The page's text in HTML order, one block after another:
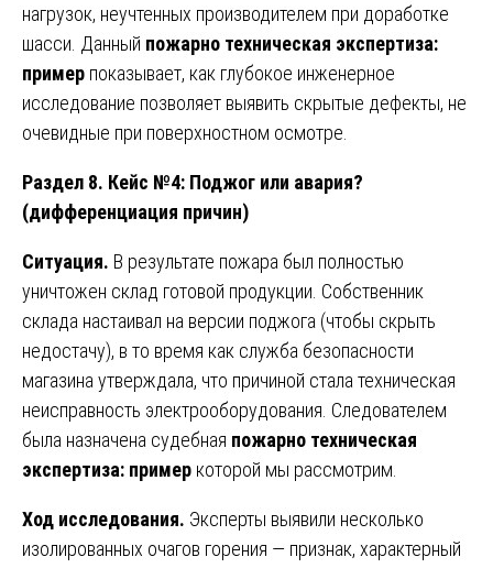
нагрузок, неучтенных производителем при доработке
шасси. Данный пожарно техническая экспертиза:
пример показывает, как глубокое инженерное
исследование позволяет выявить скрытые дефекты, не
очевидные при поверхностном осмотре.
Раздел 8. Кейс №4: Поджог или авария?
(дифференциация причин)
Ситуация. В результате пожара был полностью
уничтожен склад готовой продукции. Собственник
склада настаивал на версии поджога (чтобы скрыть
недостачу), в то время как служба безопасности
магазина утверждала, что причиной стала техническая
неисправность электрооборудования. Следователем
была назначена судебная пожарно техническая
экспертиза: пример которой мы рассмотрим.
Ход исследования. Эксперты выявили несколько
изолированных очагов горения — признак, характерный